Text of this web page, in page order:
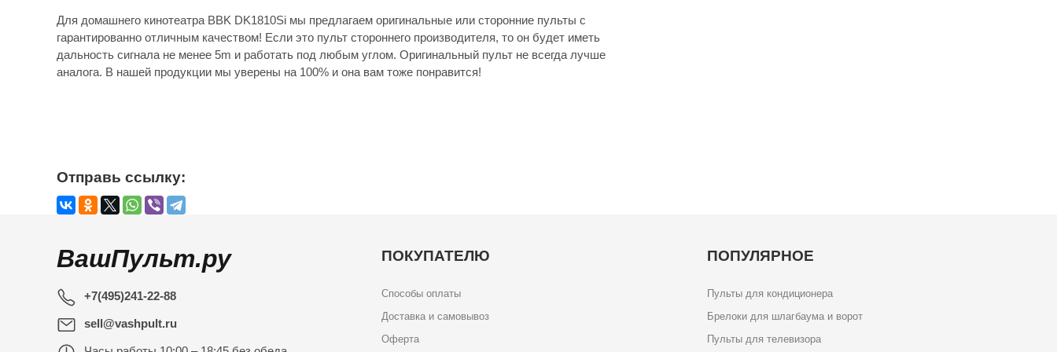
Для домашнего кинотеатра BBK DK1810Si мы предлагаем оригинальные или сторонние пульты с
гарантированно отличным качеством! Если это пульт стороннего производителя, то он будет иметь
дальность сигнала не менее 5m и работать под любым углом. Оригинальный пульт не всегда лучше
аналога. В нашей продукции мы уверены на 100% и она вам тоже понравится!
Отправь ссылку:
ВашПульт.ру
+7(495)241-22-88
sell@vashpult.ru
ПОКУПАТЕЛЮ
Способы оплаты
Доставка и самовывоз
Оферта
ПОПУЛЯРНОЕ
Пульты для кондиционера
Брелоки для шлагбаума и ворот
Пульты для телевизора